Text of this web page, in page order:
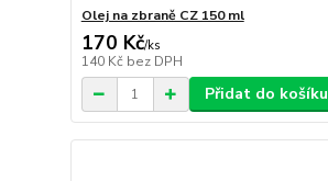
Olej na zbraně CZ 150 ml
170 Kč/ks
140 Kč bez DPH
Přidat do košíku